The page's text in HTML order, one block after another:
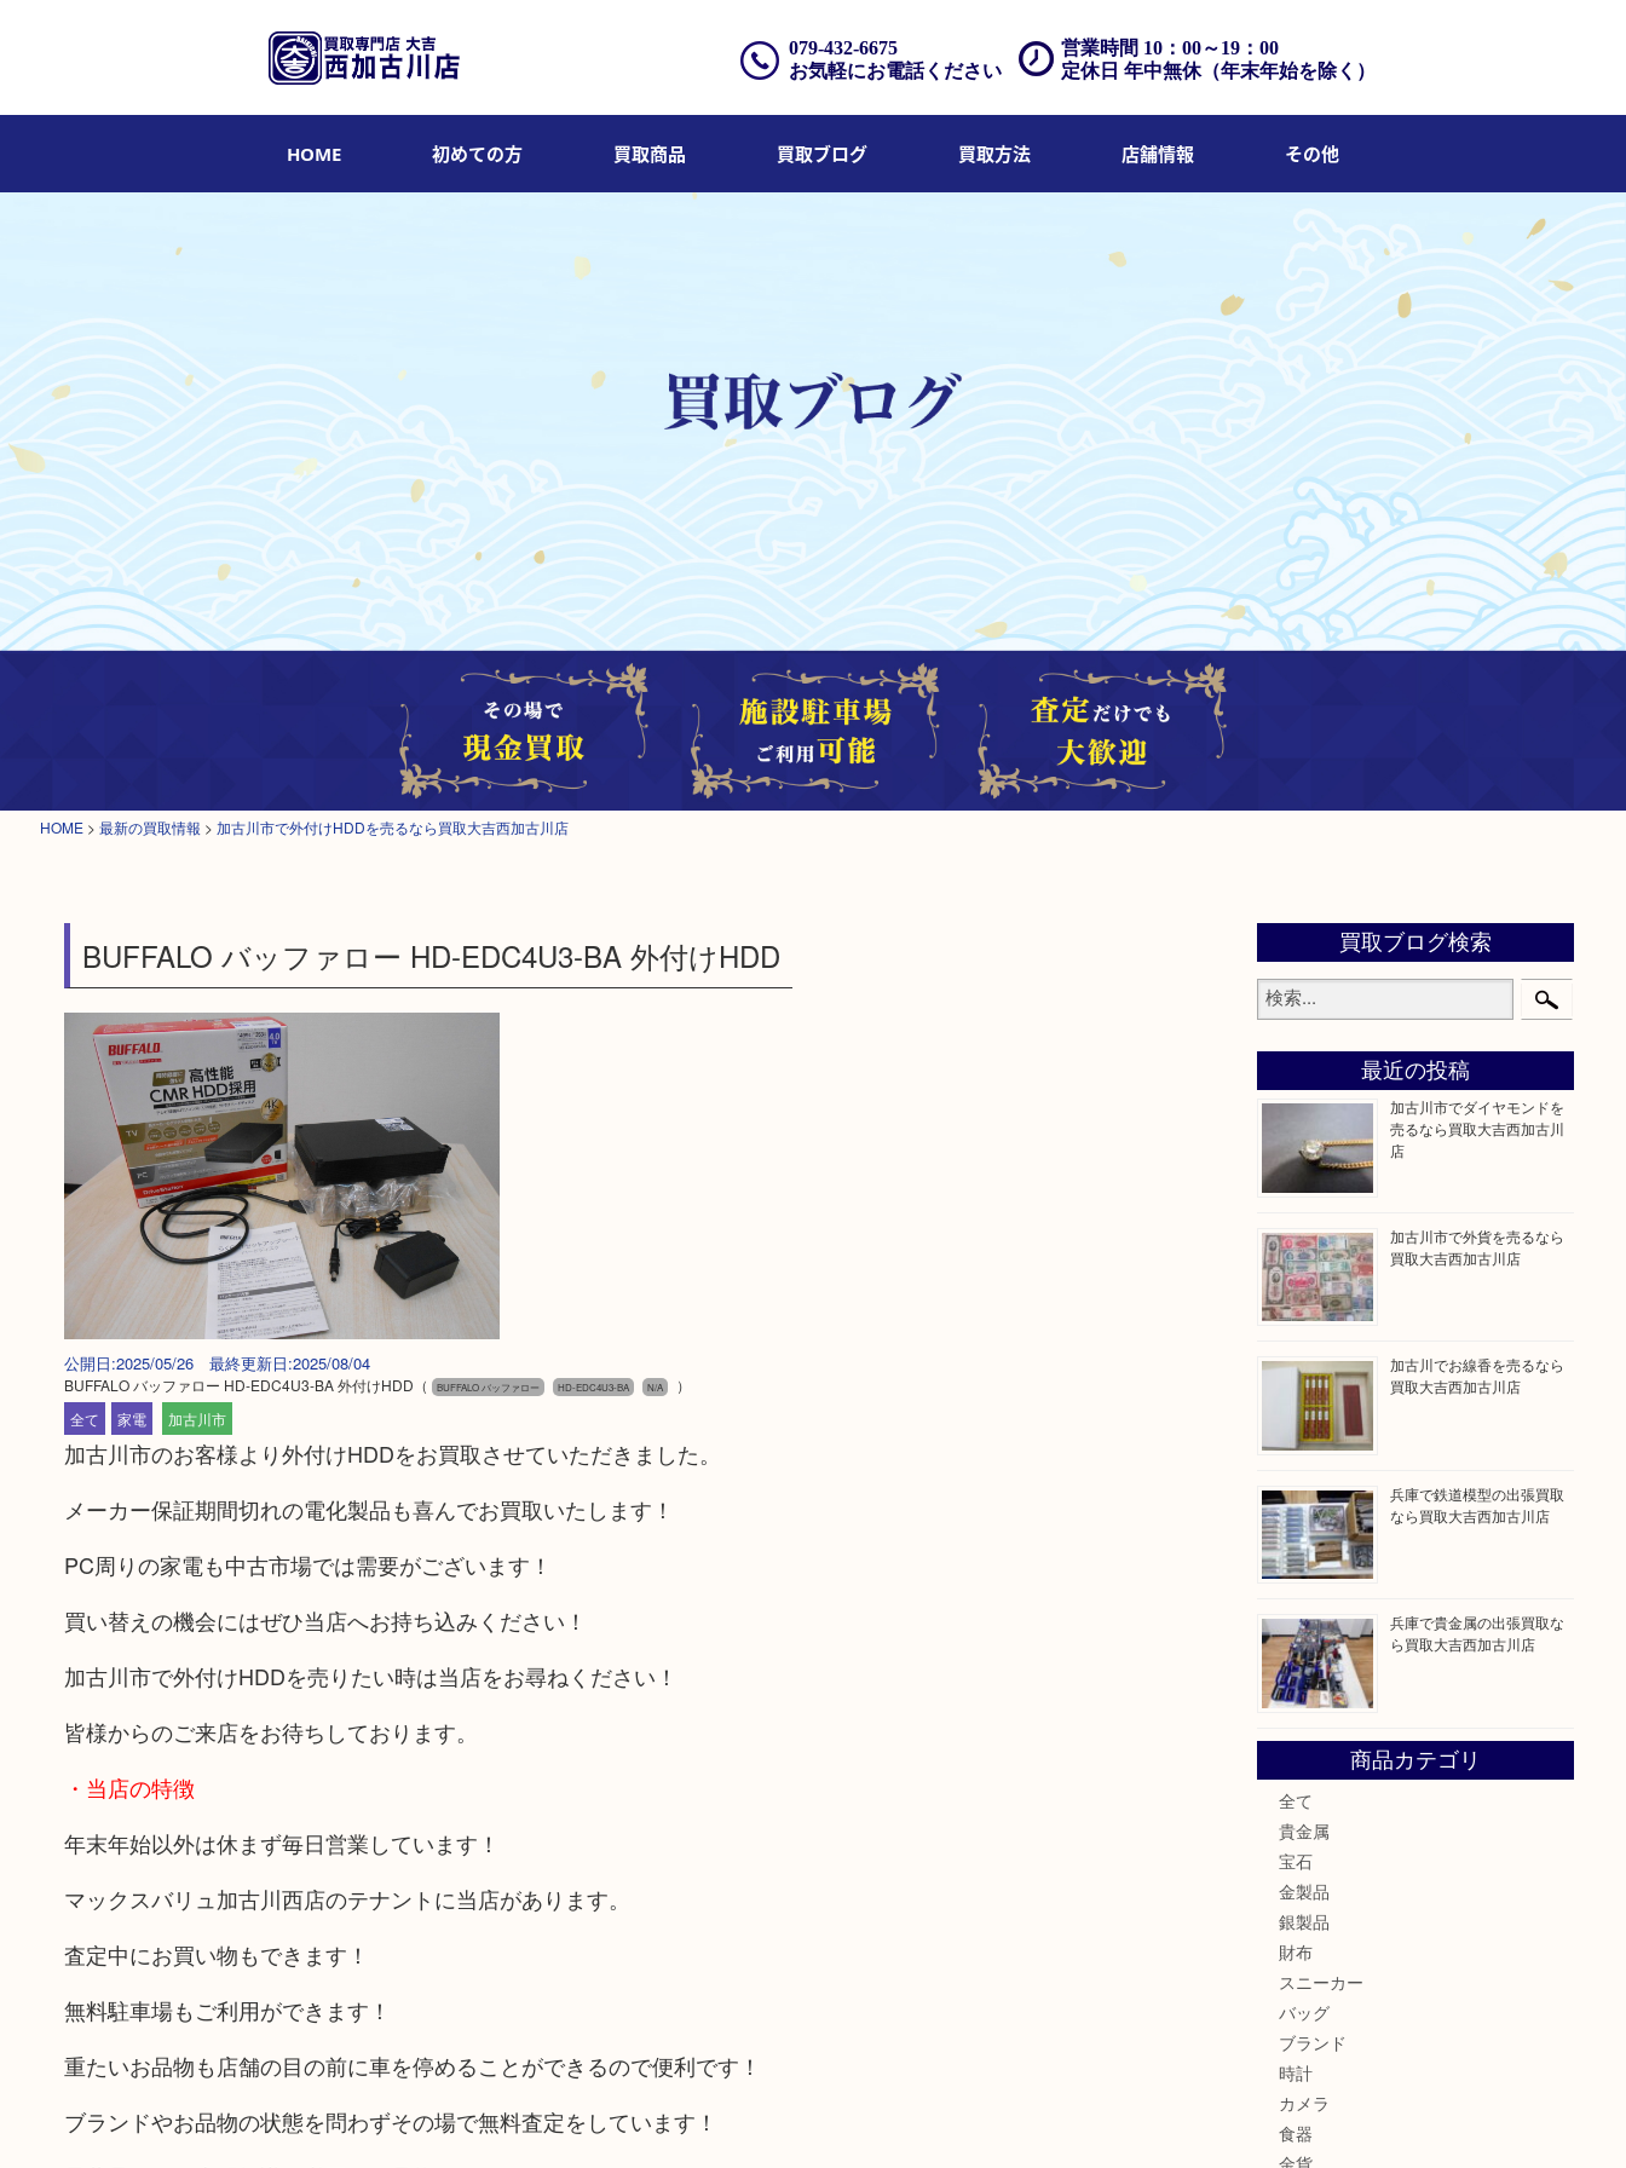
営業時間 10：00～19：00
定休日 年中無休（年末年始を除く）
079-432-6675
お気軽にお電話ください
HOME 初めての方 買取商品 買取ブログ 買取方法 店舗情報 その他
HOME > 最新の買取情報 > 加古川市で外付けHDDを売るなら買取大吉西加古川店
BUFFALO バッファロー HD-EDC4U3-BA 外付けHDD
公開日:2025/05/26 最終更新日:2025/08/04
BUFFALO バッファロー HD-EDC4U3-BA 外付けHDD （ BUFFALO バッファロー HD-EDC4U3-BA N/A
）
全て
家電 加古川市
加古川市のお客様より外付けHDDをお買取させていただきました。
メーカー保証期間切れの電化製品も喜んでお買取いたします！
PC周りの家電も中古市場では需要がございます！
買い替えの機会にはぜひ当店へお持ち込みください！
加古川市で外付けHDDを売りたい時は当店をお尋ねください！
皆様からのご来店をお待ちしております。
・当店の特徴
年末年始以外は休まず毎日営業しています！
マックスバリュ加古川西店のテナントに当店があります。
査定中にお買い物もできます！
無料駐車場もご利用ができます！
重たいお品物も店舗の目の前に車を停めることができるので便利です！
ブランドやお品物の状態を問わずその場で無料査定をしています！
買取ブログ検索
最近の投稿
加古川市でダイヤモンドを
売るなら買取大吉西加古川
店
加古川市で外貨を売るなら
買取大吉西加古川店
加古川でお線香を売るなら
買取大吉西加古川店
兵庫で鉄道模型の出張買取
なら買取大吉西加古川店
兵庫で貴金属の出張買取な
ら買取大吉西加古川店
商品カテゴリ
全て
貴金属
宝石
金製品
銀製品
財布
スニーカー
バッグ
ブランド
時計
カメラ
食器
金貨